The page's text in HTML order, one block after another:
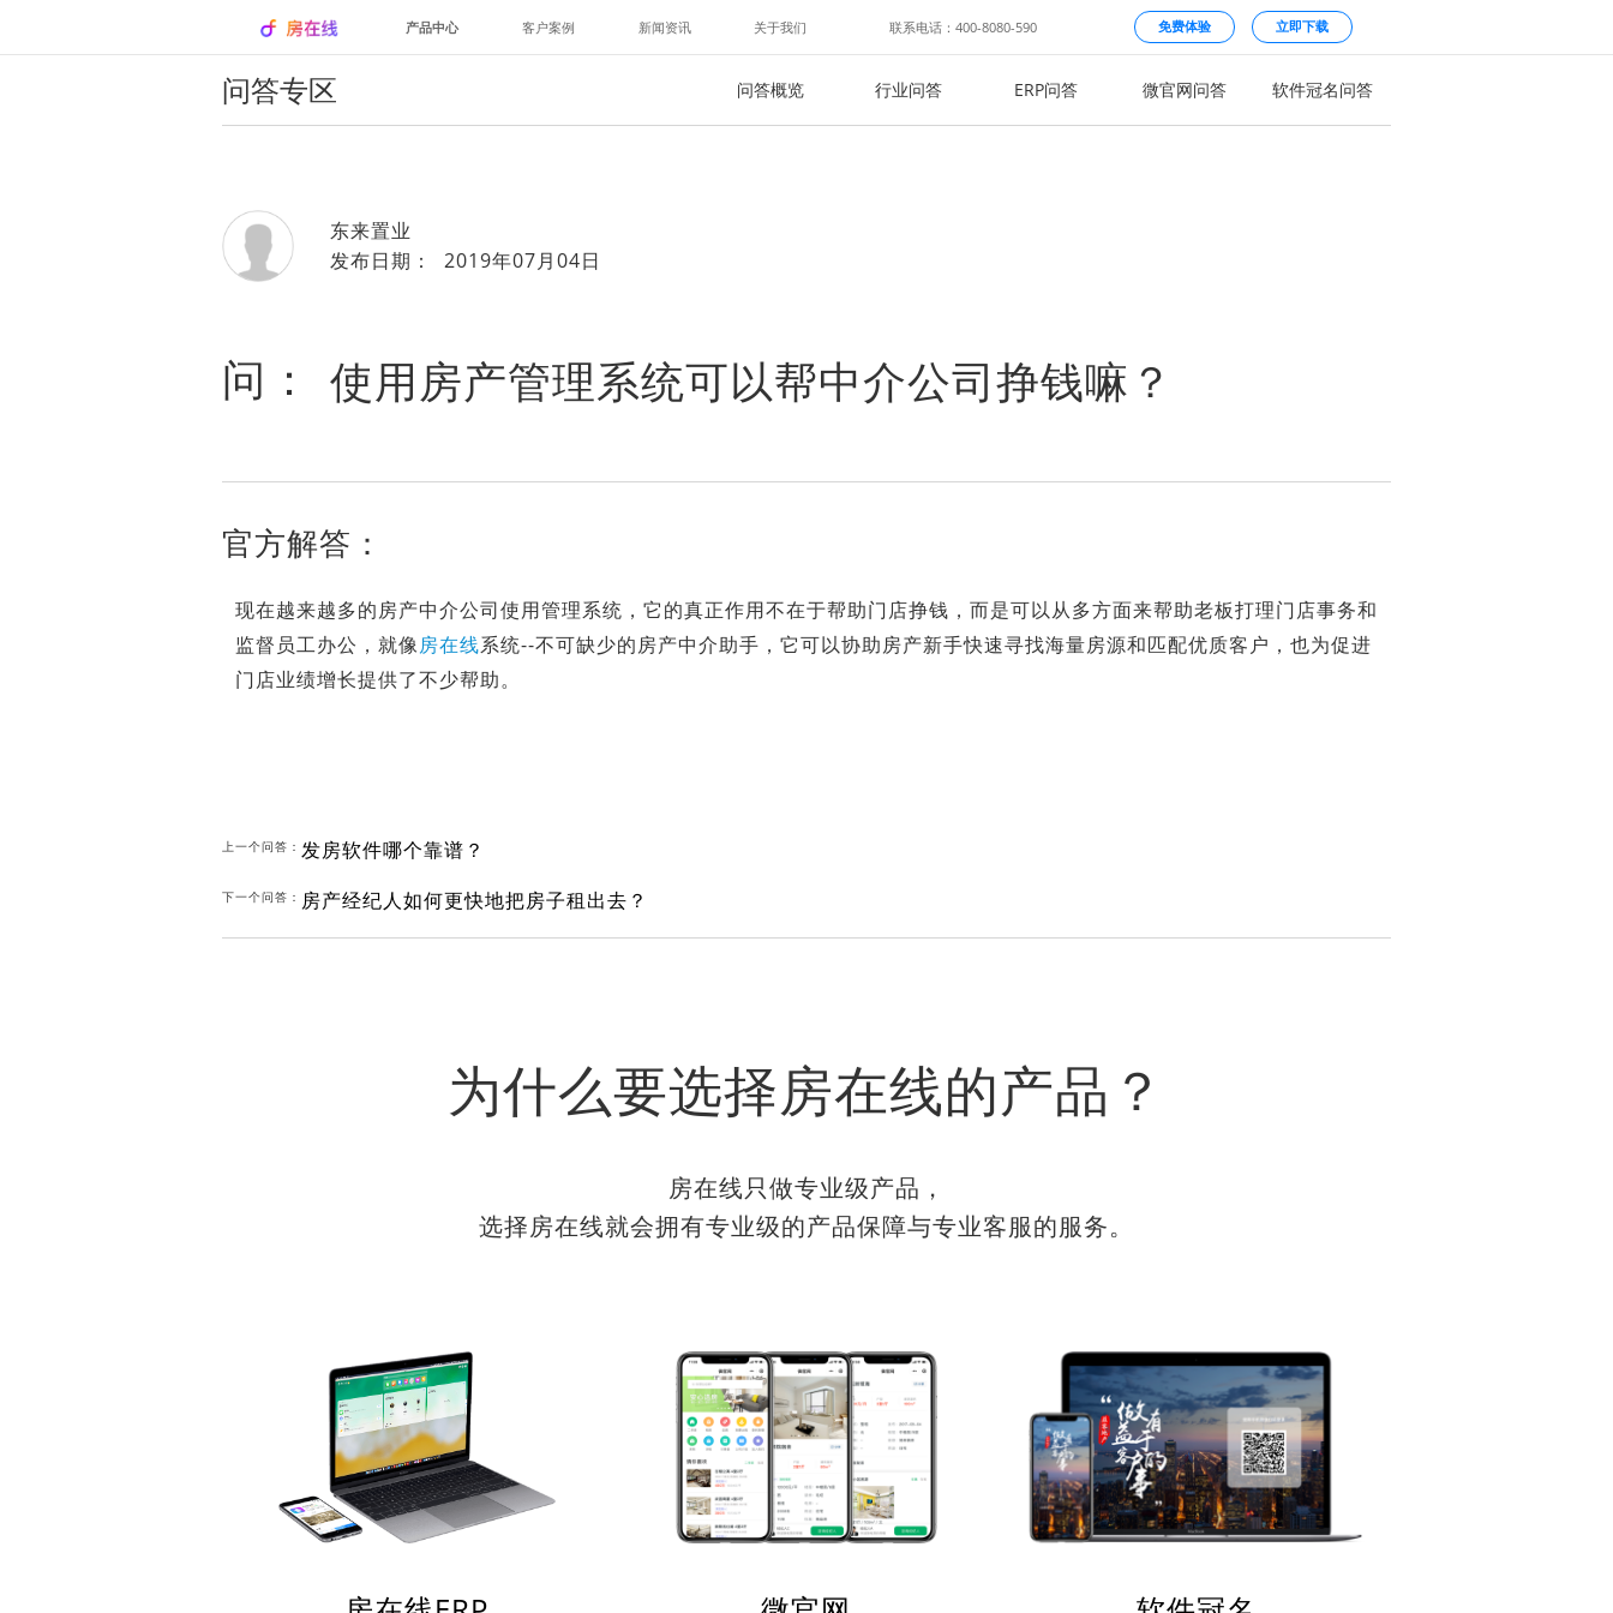
产品中心 客户案例 新闻资讯 关于我们 联系电话：400-8080-590 免费体验 立即下载
问答专区 问答概览 行业问答 ERP问答 微官网问答 软件冠名问答
东来置业
发布日期： 2019年07月04日
问： 使用房产管理系统可以帮中介公司挣钱嘛？
官方解答：
现在越来越多的房产中介公司使用管理系统，它的真正作用不在于帮助门店挣钱，而是可以从多方面来帮助老板打理门店事务和
监督员工办公，就像房在线系统--不可缺少的房产中介助手，它可以协助房产新手快速寻找海量房源和匹配优质客户，也为促进
门店业绩增长提供了不少帮助。
上一个问答： 发房软件哪个靠谱？
下一个问答： 房产经纪人如何更快地把房子租出去？
为什么要选择房在线的产品？
房在线只做专业级产品，
选择房在线就会拥有专业级的产品保障与专业客服的服务。